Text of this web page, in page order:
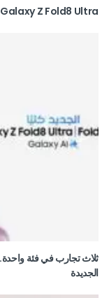
Galaxy Z Fold8 Ultra: استوديو ابداعي متكامل يطوى في جيبك
ثلاث تجارب في فئة
الجديدة